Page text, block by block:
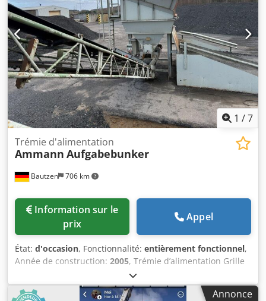
1 /7
Bautzen 706 km
Trémie d'alimentation
Ammann Aufgabebunker
prix
Appel
État: d'occasion, Fonctionnalité: entièrement fonctionnel,
Année de construction: 2005, Trémie d’alimentation Grille
Dedpfxjzq Szro Anfock Bande de convoyage Convoyeur de
12 m avec bande de 650 mm
Annonce